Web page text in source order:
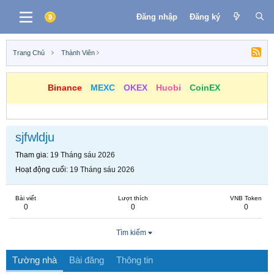
Đăng nhập Đăng ký
Trang Chủ Thành Viên
Binance MEXC OKEX Huobi CoinEX
sjfwldju
Tham gia 19 Tháng sáu 2026
Hoạt động cuối 19 Tháng sáu 2026
Bài viết
0
Lượt thích
0
VNB Token
0
Tìm kiếm
Tường nhà Bài đăng Thông tin